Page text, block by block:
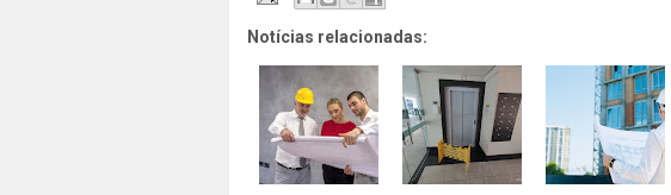
Notícias relacionadas: